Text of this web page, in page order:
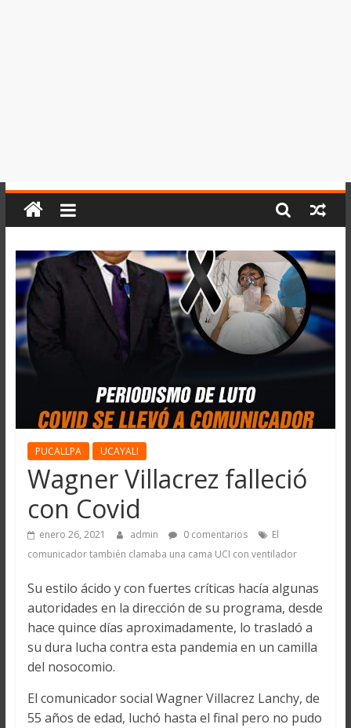
PUCALLPA UCAYALI
Wagner Villacrez falleció
con Covid
enero 26, 2021 admin 0 comentarios
El
comunicador también clamaba una cama UCI con ventilador
Su estilo ácido y con fuertes críticas hacía algunas
autoridades en la dirección de su programa, desde
hace quince días aproximadamente, lo trasladó a
su dura lucha contra esta pandemia en un camilla
del nosocomio.
El comunicador social Wagner Villacrez Lanchy, de
55 años de edad, luchó hasta el final pero no pudo